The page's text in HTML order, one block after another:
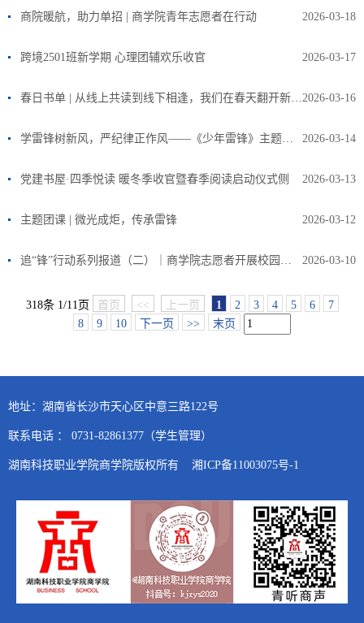
2026-03-18
商院暖航，助力单招 | 商学院青年志愿者在行动
2026-03-17
跨境2501班新学期 心理团辅欢乐收官
2026-03-16
春日书单 | 从线上共读到线下相逢，我们在春天翻开新的一页
2026-03-14
学雷锋树新风，严纪律正作风——《少年雷锋》主题观影活动
2026-03-13
党建书屋·四季悦读 暖冬季收官暨春季阅读启动仪式侧
2026-03-12
主题团课 | 微光成炬，传承雷锋
2026-03-10
追“锋”行动系列报道（二）｜商学院志愿者开展校园环境卫生清扫志愿服务活动
318条 1/11页 首页 << 上一页 1 2 3 4 5 6
7
8
9 10 下一页 >> 末页
地址：湖南省长沙市天心区中意三路122号
联系电话 ： 0731-82861377（学生管理）
湖南科技职业学院商学院版权所有 湘ICP备11003075号-1